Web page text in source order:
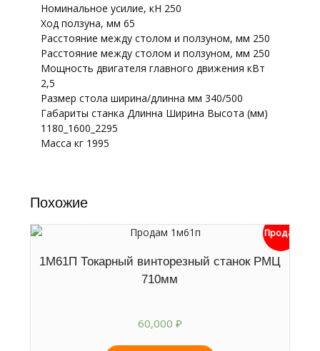
Номинальное усилие, кН 250
Ход ползуна, мм 65
Расстояние между столом и ползуном, мм 250
Расстояние между столом и ползуном, мм 250
Мощность двигателя главного движения кВт
2,5
Размер стола ширина/длинна мм 340/500
Габариты станка Длинна Ширина Высота (мм)
1180_1600_2295
Масса кг 1995
Похожие
Продан
1М61П Токарный винторезный станок РМЦ
710мм
60,000 ₽